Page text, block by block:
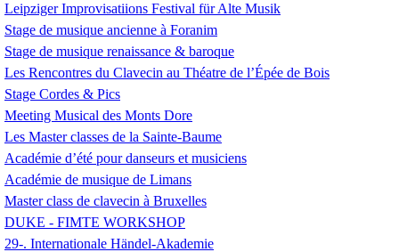
Leipziger Improvisatiions Festival für Alte Musik
Stage de musique ancienne à Foranim
Stage de musique renaissance & baroque
Les Rencontres du Clavecin au Théatre de l’Épée de Bois
Stage Cordes & Pics
Meeting Musical des Monts Dore
Les Master classes de la Sainte-Baume
Académie d’été pour danseurs et musiciens
Académie de musique de Limans
Master class de clavecin à Bruxelles
DUKE - FIMTE WORKSHOP
29-. Internationale Händel-Akademie